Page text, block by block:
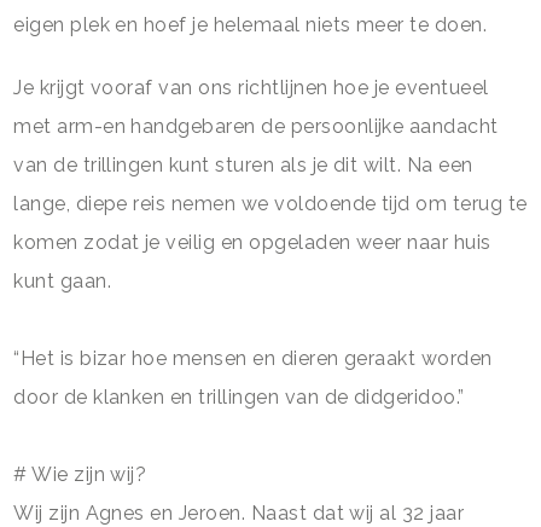
eigen plek en hoef je helemaal niets meer te doen.
Je krijgt vooraf van ons richtlijnen hoe je eventueel
met arm-en handgebaren de persoonlijke aandacht
van de trillingen kunt sturen als je dit wilt. Na een
lange, diepe reis nemen we voldoende tijd om terug te
komen zodat je veilig en opgeladen weer naar huis
kunt gaan.
“Het is bizar hoe mensen en dieren geraakt worden
door de klanken en trillingen van de didgeridoo.”
# Wie zijn wij?
Wij zijn Agnes en Jeroen. Naast dat wij al 32 jaar